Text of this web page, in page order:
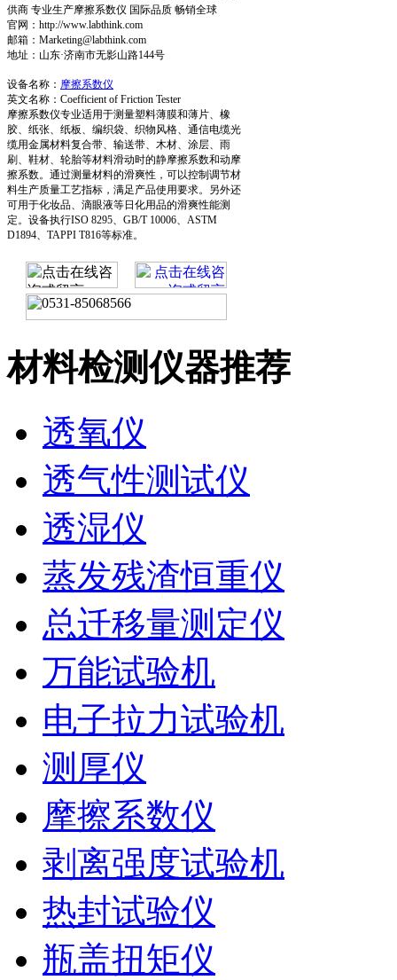
供商 专业生产摩擦系数仪 国际品质 畅销全球
官网：http://www.labthink.com
邮箱：Marketing@labthink.com
地址：山东·济南市无影山路144号
设备名称： 摩擦系数仪
英文名称：Coefficient of Friction Tester
摩擦系数仪专业适用于测量塑料薄膜和薄片、橡
胶、纸张、纸板、编织袋、织物风格、通信电缆光
缆用金属材料复合带、输送带、木材、涂层、雨
刷、鞋材、轮胎等材料滑动时的静摩擦系数和动摩
擦系数。通过测量材料的滑爽性，可以控制调节材
料生产质量工艺指标，满足产品使用要求。另外还
可用于化妆品、滴眼液等日化用品的滑爽性能测
定。设备执行ISO 8295、GB/T 10006、ASTM
D1894、TAPPI T816等标准。
材料检测仪器推荐
透氧仪
透气性测试仪
透湿仪
蒸发残渣恒重仪
总迁移量测定仪
万能试验机
电子拉力试验机
测厚仪
摩擦系数仪
剥离强度试验机
热封试验仪
瓶盖扭矩仪